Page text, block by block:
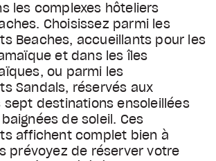
les complexes hôteliers
Choisissez parmi les
Beaches, accueillants pour les
et dans les îles
ou parmi les
Sandals, réservés aux
sept destinations ensoleillées
de soleil. Ces
affichent complet bien à
prévoyez de réserver votre